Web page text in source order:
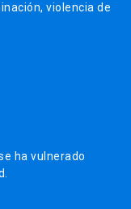
violencia de
ha vulnerado